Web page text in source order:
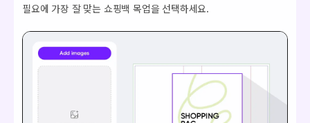
필요에 가장 잘 맞는 쇼핑백 목업을 선택하세요.